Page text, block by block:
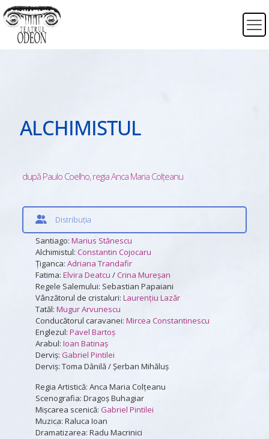
ALCHIMISTUL
după Paulo Coelho, regia Anca Maria Colțeanu
Distribuția
Santiago: Marius Stănescu
Alchimistul: Constantin Cojocaru
Ţiganca: Adriana Trandafir
Fatima: Elvira Deatcu /Crina Mureşan
Regele Salemului: Sebastian Papaiani
Vânzătorul de cristaluri: Laurenţiu Lazăr
Tatăl: Mugur Arvunescu
Conducătorul caravanei: Mircea Constantinescu
Englezul: Pavel Bartoş
Arabul: Ioan Batinaş
Derviș: Gabriel Pintilei
Derviș: Toma Dănilă / Șerban Mihăluș
Regia Artistică: Anca Maria Colţeanu
Scenografia: Dragoş Buhagiar
Mişcarea scenică: Gabriel Pintilei
Muzica: Raluca Ioan
Dramatizarea: Radu Macrinici